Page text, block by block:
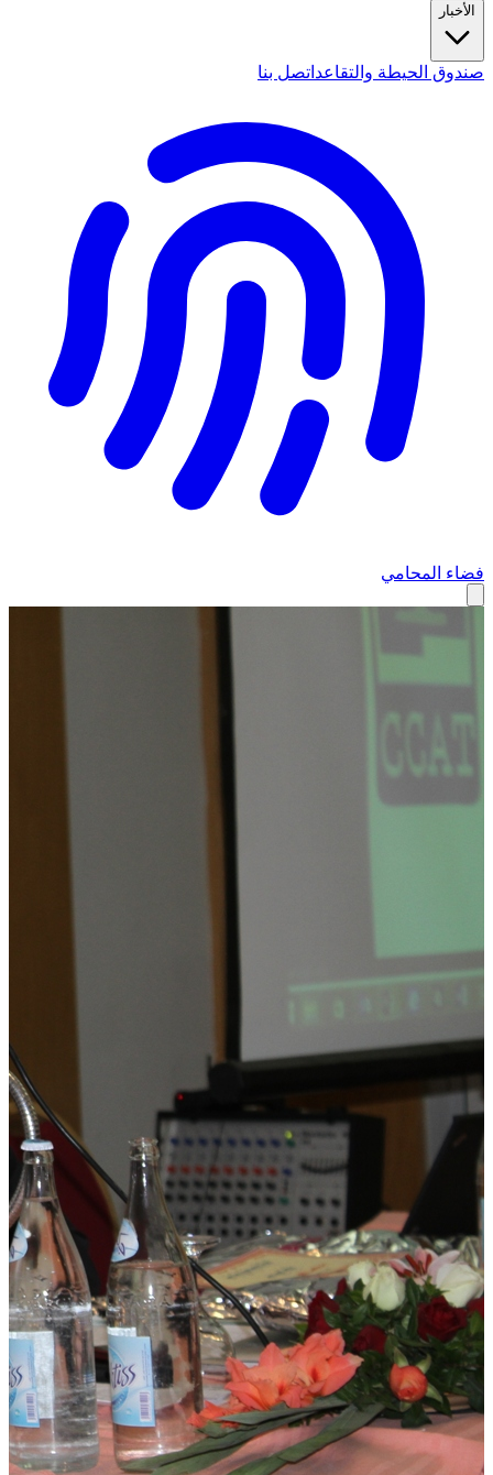
الأخبار
صندوق الحيطة والتقاعد اتصل بنا
فضاء المحامي